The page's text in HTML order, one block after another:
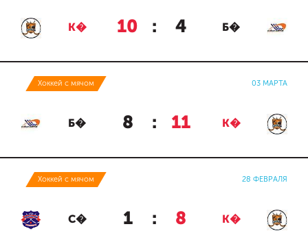
К� 10 : 4 Б�
Хоккей с мячом 03 МАРТА
Б� 8 : 11 К�
Хоккей с мячом 28 ФЕВРАЛЯ
С� 1 : 8 К�